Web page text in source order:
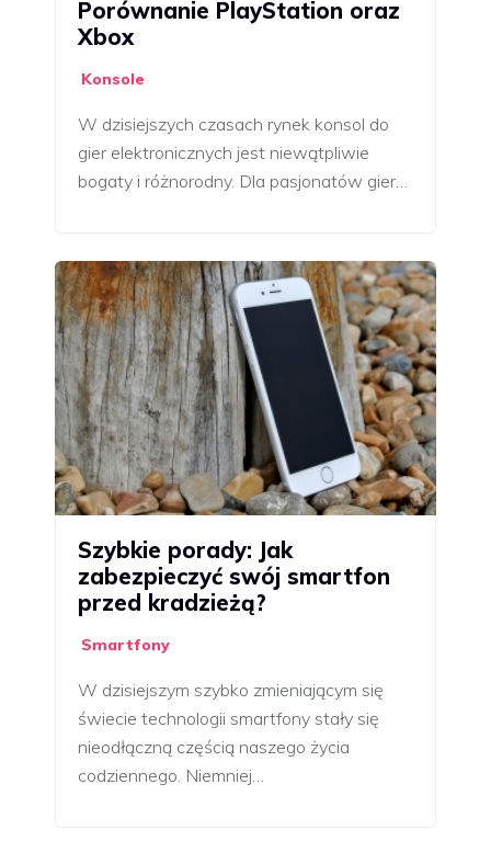
Porównanie PlayStation oraz
Xbox
Konsole
W dzisiejszych czasach rynek konsol do
gier elektronicznych jest niewątpliwie
bogaty i różnorodny. Dla pasjonatów gier…
Szybkie porady: Jak
zabezpieczyć swój smartfon
przed kradzieżą?
Smartfony
W dzisiejszym szybko zmieniającym się
świecie technologii smartfony stały się
nieodłączną częścią naszego życia
codziennego. Niemniej…